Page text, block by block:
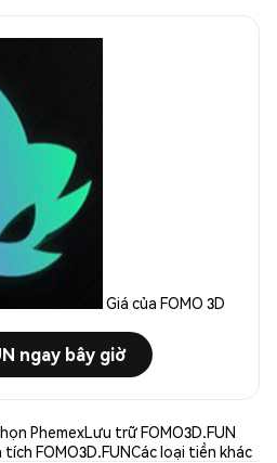
Giá của FOMO 3D
ngay bây giờ
PhemexLưu trữ FOMO3D.FUN
tích FOMO3D.FUNCác loại tiền khác